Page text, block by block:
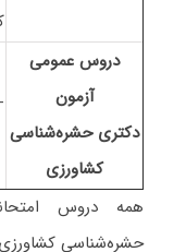
دروس عمومی
آزمون
دکتری حشره‌شناسی
کشاورزی
همه دروس
حشره‌شناسی کشاورزی